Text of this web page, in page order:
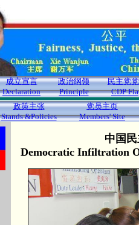
成立宣言
Declaration
政治纲领
Principle
民主党
CDP
政策主张
Stands &Policies
党员主页
Members' Site
中国
Democratic Infiltration